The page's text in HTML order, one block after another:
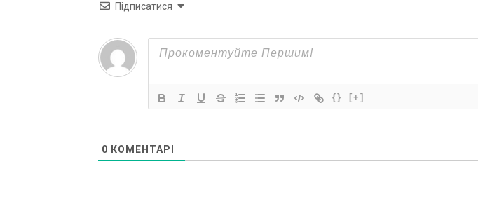
Підписатися
{} [+]
0 КОМЕНТАРІ